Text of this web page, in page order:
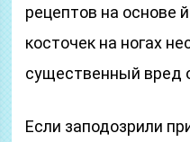
рецептов на основе
косточек на ногах
существенный вред
Если заподозрили